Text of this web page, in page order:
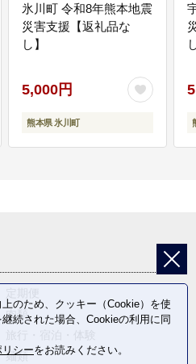
氷川町 令和8年熊本地震
災害支援【返礼品な
し】
5,000円
熊本県 氷川町
肉類
麺類
のため、クッキー（Cookie）を使
続された場合、Cookieの利用に同
シーをお読みください。